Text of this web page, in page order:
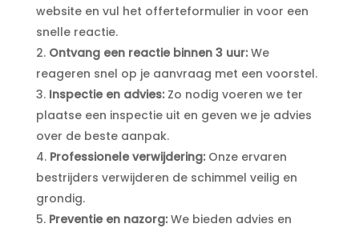
website en vul het offerteformulier in voor een
snelle reactie.​
Ontvang een reactie binnen 3 uur:We
reageren snel op je aanvraag met een voorstel.​
Inspectie en advies:Zo nodig voeren we ter
plaatse een inspectie uit en geven we je advies
over de beste aanpak.​
Professionele verwijdering:Onze ervaren
bestrijders verwijderen de schimmel veilig en
grondig.​
Preventie en nazorg:We bieden advies en